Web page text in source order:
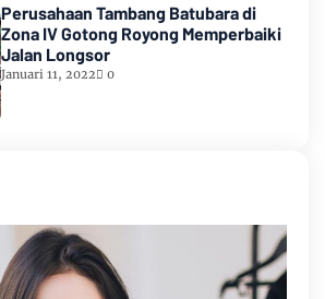
Perusahaan Tambang Batubara di
Zona IV Gotong Royong Memperbaiki
Jalan Longsor
Januari 11, 2022 0